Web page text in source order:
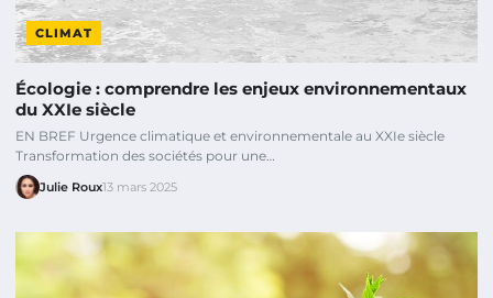
CLIMAT
Écologie : comprendre les enjeux environnementaux
du XXIe siècle
EN BREF Urgence climatique et environnementale au XXIe siècle
Transformation des sociétés pour une…
Julie Roux13 mars 2025